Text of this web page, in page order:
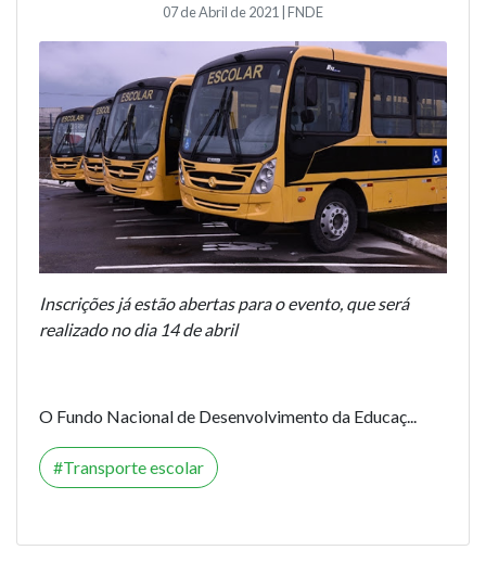
07 de Abril de 2021 | FNDE
Inscrições já estão abertas para o evento, que será
realizado no dia 14 de abril
O Fundo Nacional de Desenvolvimento da Educaç...
Transporte escolar